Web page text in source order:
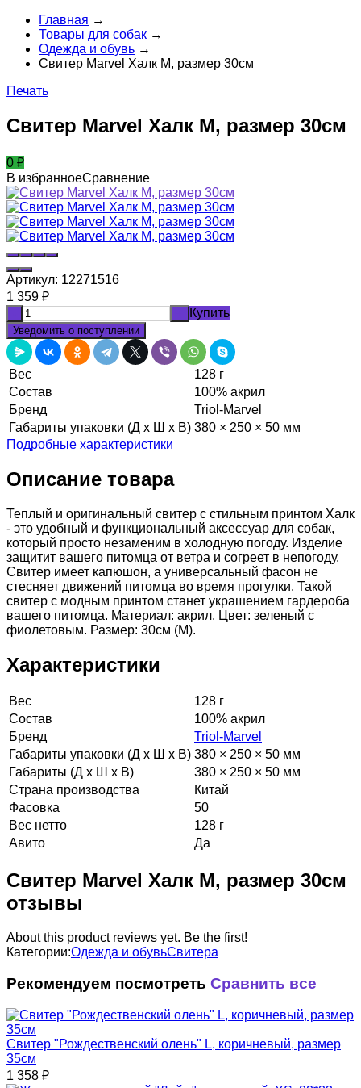
Главная →
Товары для собак →
Одежда и обувь →
Свитер Marvel Халк M, размер 30см
Печать
Свитер Marvel Халк M, размер 30см
0 ₽
В избранноеСравнение
Артикул: 12271516
1 359 ₽
Купить
Уведомить о поступлении
Вес
128 г
Состав
100% акрил
Бренд
Triol-Marvel
Габариты упаковки (Д х Ш х В) 380 × 250 × 50 мм
Подробные характеристики
Описание товара
Теплый и оригинальный свитер с стильным принтом Халк
- это удобный и функциональный аксессуар для собак,
который просто незаменим в холодную погоду. Изделие
защитит вашего питомца от ветра и согреет в непогоду.
Свитер имеет капюшон, а универсальный фасон не
стесняет движений питомца во время прогулки. Такой
свитер с модным принтом станет украшением гардероба
вашего питомца. Материал: акрил. Цвет: зеленый с
фиолетовым. Размер: 30см (M).
Характеристики
Вес
128 г
Состав
100% акрил
Бренд
Triol-Marvel
Габариты упаковки (Д х Ш х В) 380 × 250 × 50 мм
Габариты (Д х Ш х В)
380 × 250 × 50 мм
Страна производства
Китай
Фасовка
50
Вес нетто
128 г
Авито
Да
Свитер Marvel Халк M, размер 30см
отзывы
About this product reviews yet. Be the first!
Категории:Одежда и обувьСвитера
Рекомендуем посмотреть Сравнить все
Свитер "Рождественский олень" L, коричневый, размер
35см
1 358 ₽